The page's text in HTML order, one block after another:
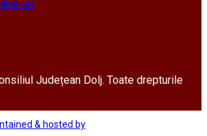
uri
Județean Dolj. Toate drepturile
& hosted by